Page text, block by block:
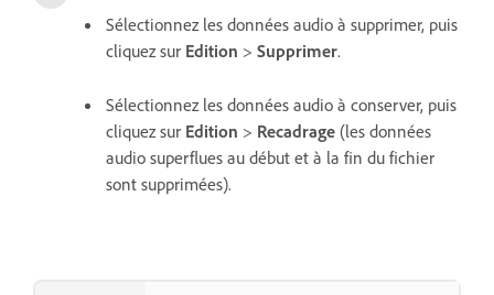
Sélectionnez les données audio à supprimer, puis
cliquez sur Edition > Supprimer.
Sélectionnez les données audio à conserver, puis
cliquez sur Edition > Recadrage (les données
audio superflues au début et à la fin du fichier
sont supprimées).